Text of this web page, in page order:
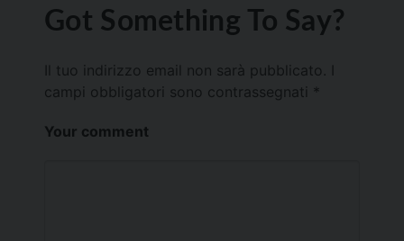
Got Something To Say?
Il tuo indirizzo email non sarà pubblicato.
campi obbligatori sono contrassegnati *
Your comment